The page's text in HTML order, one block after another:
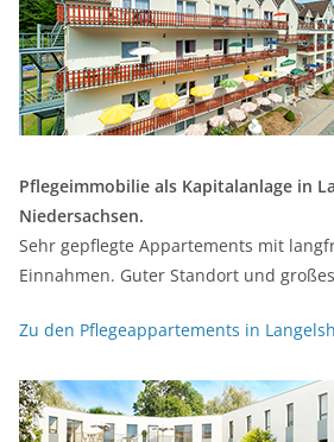
Pflegeimmobilie als Kapitalanlage in
Niedersachsen.
Sehr gepflegte Appartements mit
Einnahmen. Guter Standort und
Zu den Pflegeappartements in